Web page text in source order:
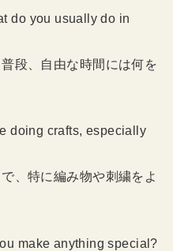
do you usually do in
段、自由な時間には何を
doing crafts, especially
、特に編み物や刺繍をよ
make anything special?